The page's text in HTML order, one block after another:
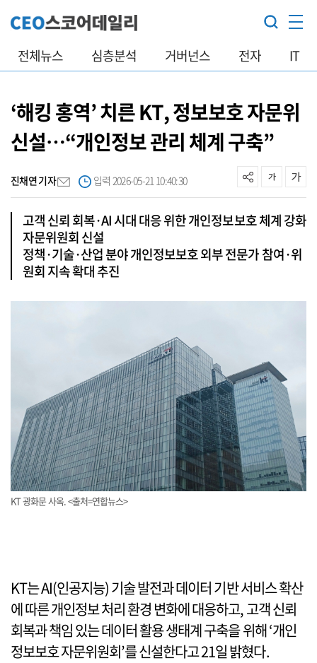
전체뉴스 심층분석 거버넌스 전자 IT
‘해킹 홍역’ 치른 KT, 정보보호 자문위
신설…“개인정보 관리 체계 구축”
진채연 기자 입력 2026-05-21 10:40:30
고객 신뢰 회복·AI 시대 대응 위한 개인정보보호 체계 강화
자문위원회 신설
정책·기술·산업 분야 개인정보보호 외부 전문가 참여·위
원회 지속 확대 추진
KT 광화문 사옥. <출처=연합뉴스>
KT는 AI(인공지능) 기술 발전과 데이터 기반 서비스 확산
에 따른 개인정보 처리 환경 변화에 대응하고, 고객 신뢰
회복과 책임 있는 데이터 활용 생태계 구축을 위해 ‘개인
정보보호 자문위원회’를 신설한다고 21일 밝혔다.